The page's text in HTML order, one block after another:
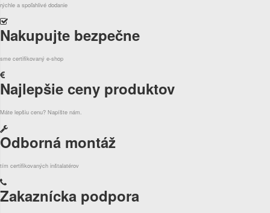
rýchle a spoľahlivé dodanie
Nakupujte bezpečne
sme certifikovaný e-shop
Najlepšie ceny produktov
Máte lepšiu cenu? Napíšte nám.
Odborná montáž
tím certifikovaných inštalatérov
Zakaznícka podpora